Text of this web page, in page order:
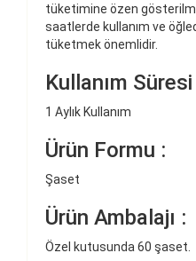
tüketimine özen
saatlerde kullanım ve
tüketmek önemlidir.
Kullanım Süresi
1 Aylık Kullanım
Ürün Formu :
Şaset
Ürün Ambalajı :
Özel kutusunda 60 şaset.